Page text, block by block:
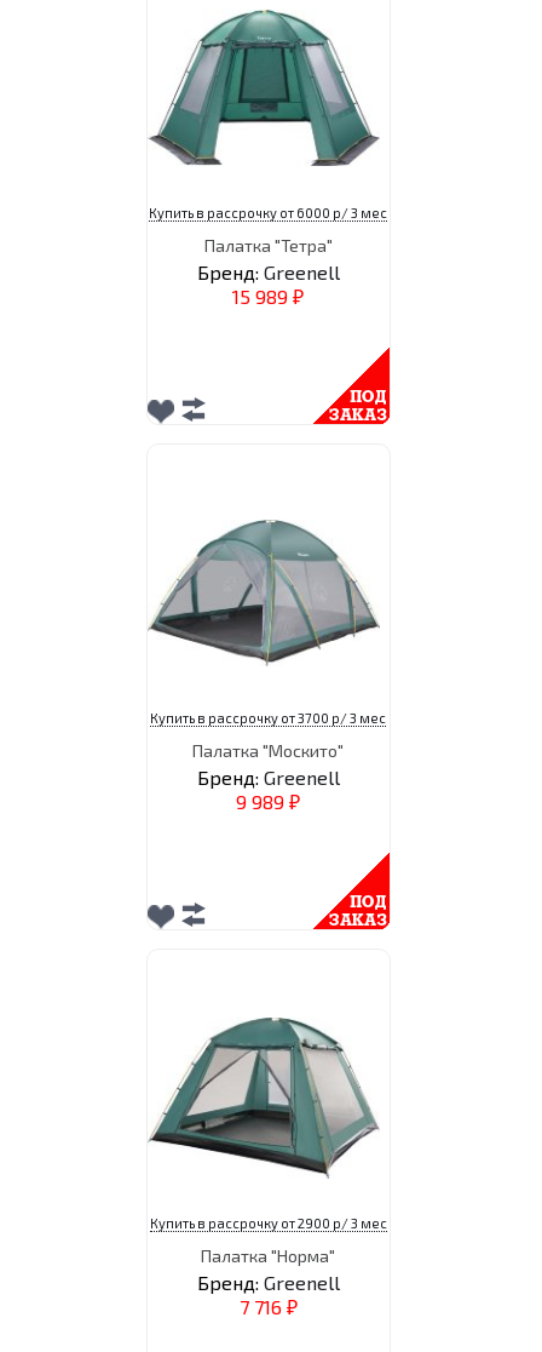
Купить в рассрочку от 6000 р/ 3 мес
Палатка "Тетра"
Бренд: Greenell
15 989 ₽
Купить в рассрочку от 3700 р/ 3 мес
Палатка "Москито"
Бренд: Greenell
9 989 ₽
Купить в рассрочку от 2900 р/ 3 мес
Палатка "Норма"
Бренд: Greenell
7 716 ₽